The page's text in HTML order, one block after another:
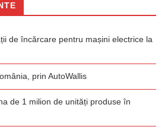
de încărcare pentru mașini electrice la
prin AutoWallis
de 1 milion de unități produse în